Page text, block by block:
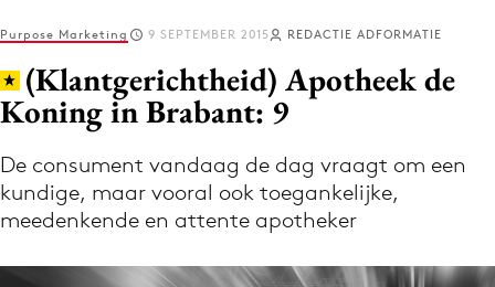
Log in
Volg het laatste nieuws via de Adformatie
Nieuws app
Purpose Marketing 9 SEPTEMBER 2015 REDACTIE ADFORMATIE
(Klantgerichtheid) Apotheek de
Koning in Brabant: 9
De consument vandaag de dag vraagt om een
kundige, maar vooral ook toegankelijke,
meedenkende en attente apotheker